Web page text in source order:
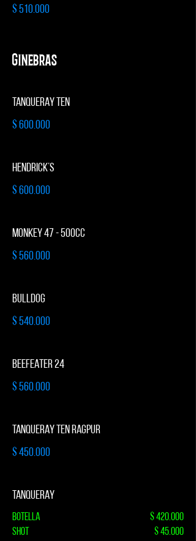
$ 510.000
Ginebras
TANQUERAY TEN
$ 600.000
HENDRICK’S
$ 600.000
MONKEY 47 - 500cc
$ 560.000
BULLDOG
$ 540.000
BEEFEATER 24
$ 560.000
TANQUERAY TEN RAGPUR
$ 450.000
TANQUERAY
Botella
$ 420.000
Shot
$ 45.000